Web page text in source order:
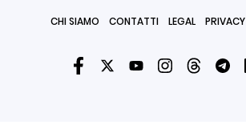
CHI SIAMO CONTATTI LEGAL PRIVACY